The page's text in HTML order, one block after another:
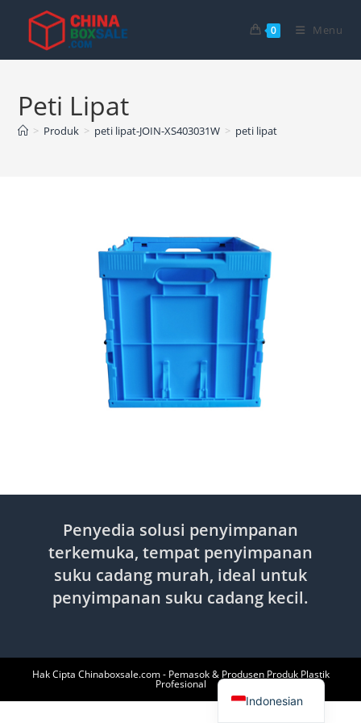
Langsung
konten
0 Menu
Peti Lipat
> Produk > peti lipat-JOIN-XS403031W > peti lipat
Penyedia solusi penyimpanan
terkemuka, tempat penyimpanan
suku cadang murah, ideal untuk
penyimpanan suku cadang kecil.
Hak Cipta Chinaboxsale.com - Pemasok & Produsen Produk Plastik
Profesional
Indonesian
English